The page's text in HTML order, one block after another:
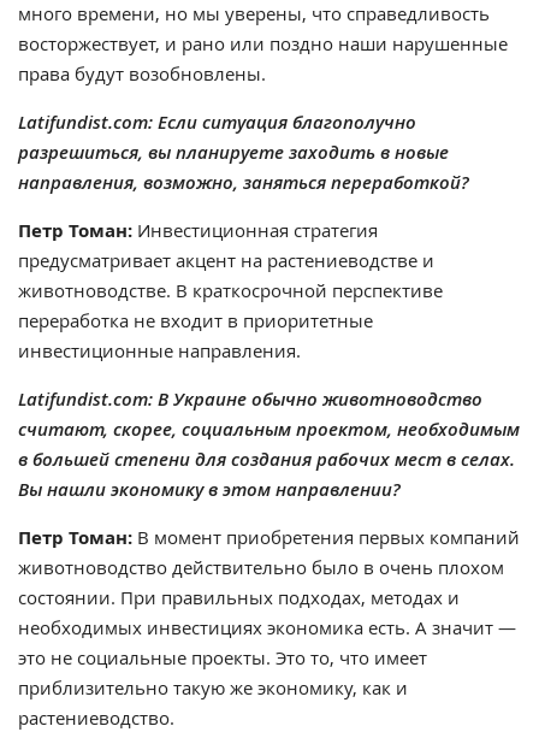
много времени, но мы уверены, что справедливость
восторжествует, и рано или поздно наши нарушенные
права будут возобновлены.
Latifundist.com: Если ситуация благополучно
разрешиться, вы планируете заходить в новые
направления, возможно, заняться переработкой?
Петр Томан: Инвестиционная стратегия
предусматривает акцент на растениеводстве и
животноводстве. В краткосрочной перспективе
переработка не входит в приоритетные
инвестиционные направления.
Latifundist.com: В Украине обычно животноводство
считают, скорее, социальным проектом, необходимым
в большей степени для создания рабочих мест в селах.
Вы нашли экономику в этом направлении?
Петр Томан: В момент приобретения первых компаний
животноводство действительно было в очень плохом
состоянии. При правильных подходах, методах и
необходимых инвестициях экономика есть. А значит —
это не социальные проекты. Это то, что имеет
приблизительно такую же экономику, как и
растениеводство.